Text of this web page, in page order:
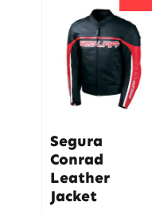
Segura
Conrad
Leather
Jacket